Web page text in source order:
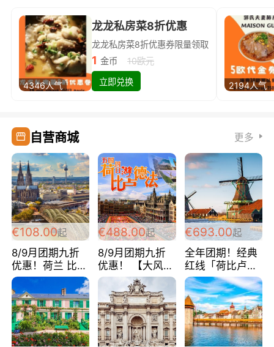
4346人气
龙龙私房菜8折优惠
龙龙私房菜8折优惠券限量领取
1 金币
10欧元
立即兑换
2194人气
自营商城 更多
€108.00起
8/9月团期九折
优惠！荷兰 比利
时 卢森堡 德国
法国 超爽玩遍西
欧 循环线 全程
四星宾馆 108欧/
人/天
€488.00起
8/9月团期九折
优惠！ 【大风车
大峡谷之旅】 荷
比卢德法 巴黎上
下 经典五国四日
游 488欧/人
€693.00起
全年团期！经典
红线「荷比卢德
法」七天循环 五
国 仅售99欧/人/
天！巴黎上下！
包拼房~